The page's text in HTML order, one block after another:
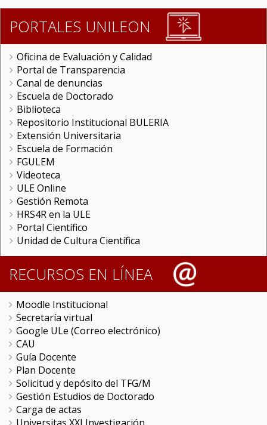
PORTALES UNILEON
Oficina de Evaluación y Calidad
Portal de Transparencia
Canal de denuncias
Escuela de Doctorado
Biblioteca
Repositorio Institucional BULERIA
Extensión Universitaria
Escuela de Formación
FGULEM
Videoteca
ULE Online
Gestión Remota
HRS4R en la ULE
Portal Científico
Unidad de Cultura Científica
RECURSOS EN LÍNEA
Moodle Institucional
Secretaría virtual
Google ULe (Correo electrónico)
CAU
Guía Docente
Plan Docente
Solicitud y depósito del TFG/M
Gestión Estudios de Doctorado
Carga de actas